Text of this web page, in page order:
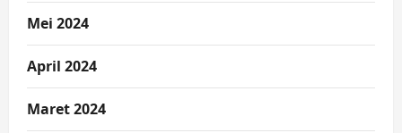
Mei 2024
April 2024
Maret 2024